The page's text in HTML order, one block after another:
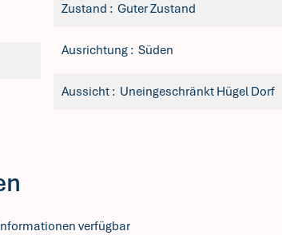
Zustand Guter Zustand
Ausrichtung Süden
Aussicht Uneingeschränkt Hügel Dorf
verfügbar